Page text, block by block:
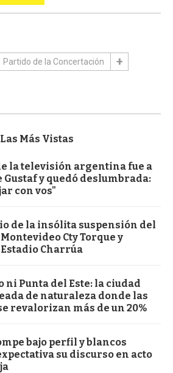
Partido de la Concertación
Las Más Vistas
la televisión argentina fue a
Gustaf y quedó deslumbrada:
con vos"
de la insólita suspensión del
Cty Torque y
Charrúa
ni Punta del Este: la ciudad
de naturaleza donde las
revalorizan más de un 20%
bajo perfil y blancos
su discurso en acto